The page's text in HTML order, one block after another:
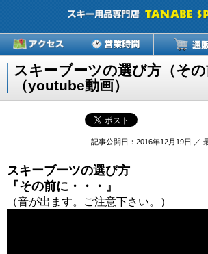
スキーブーツの選び方（その
（youtube動画）
記事公開日：2016年12月19日 ／
スキーブーツの選び方
『その前に・・・』
（音が出ます。ご注意下さい。）